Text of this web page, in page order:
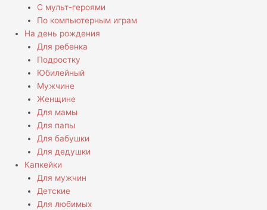
С мульт-героями
По компьютерным играм
На день рождения
Для ребенка
Подростку
Юбилейный
Мужчине
Женщине
Для мамы
Для папы
Для бабушки
Для дедушки
Капкейки
Для мужчин
Детские
Для любимых